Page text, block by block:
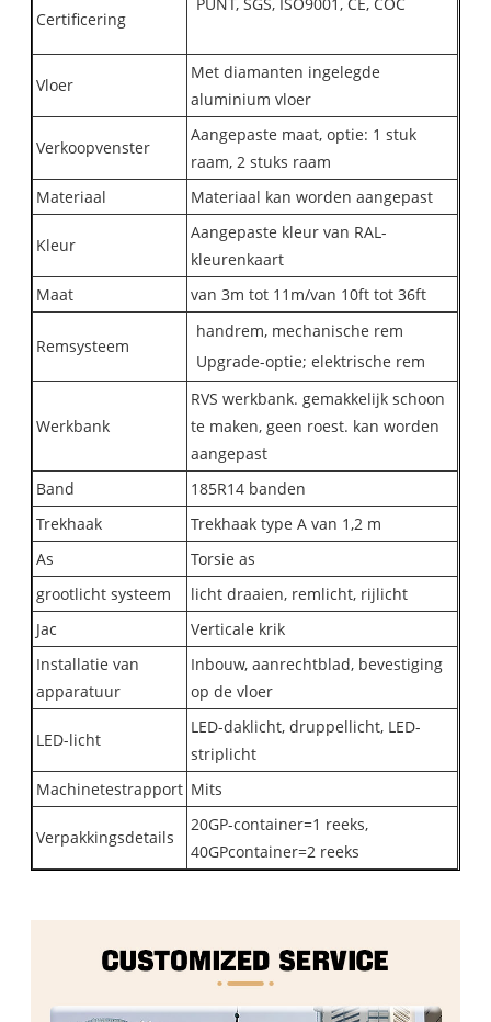
Certificering
Vloer
Met diamanten ingelegde
aluminium vloer
Verkoopvenster
Aangepaste maat, optie: 1 stuk
raam, 2 stuks raam
Materiaal
Materiaal kan worden aangepast
Kleur
Aangepaste kleur van RAL-
kleurenkaart
Maat
van 3m tot 11m/van 10ft tot 36ft
Remsysteem
handrem, mechanische rem
Upgrade-optie; elektrische rem
Werkbank
RVS werkbank. gemakkelijk schoon
te maken, geen roest. kan worden
aangepast
Band
185R14 banden
Trekhaak
Trekhaak type A van 1,2 m
As
Torsie as
grootlicht systeem
licht draaien, remlicht, rijlicht
Jac
Verticale krik
Installatie van
apparatuur
Inbouw, aanrechtblad, bevestiging
op de vloer
LED-licht
LED-daklicht, druppellicht, LED-
striplicht
Machinetestrapport Mits
Verpakkingsdetails
20GP-container=1 reeks,
40GPcontainer=2 reeks